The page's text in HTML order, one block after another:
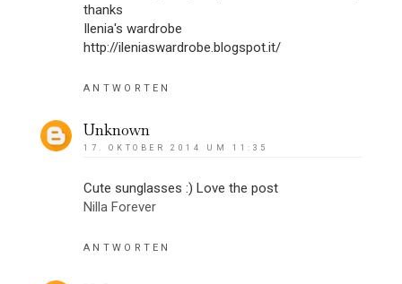
thanks
Ilenia's wardrobe
http://ileniaswardrobe.blogspot.it/
ANTWORTEN
Unknown
17. OKTOBER 2014 UM 11:35
Cute sunglasses :) Love the post
Nilla Forever
ANTWORTEN